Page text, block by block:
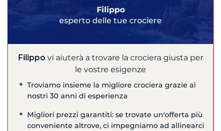
Filippo
esperto delle tue crociere
Filippo vi aiuterà a trovare la crociera giusta per
le vostre esigenze
Troviamo insieme la migliore crociera grazie ai
nostri 30 anni di esperienza
Migliori prezzi garantiti: se trovate un'offerta più
conveniente altrove, ci impegniamo ad allinearci